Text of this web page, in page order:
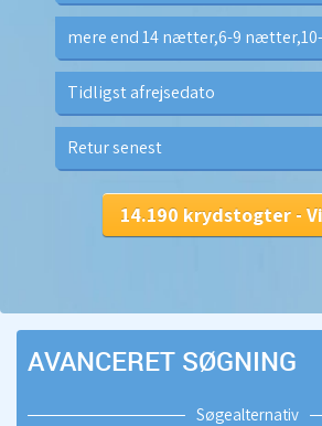
AVANCERET SØGNING
Søgealternativ